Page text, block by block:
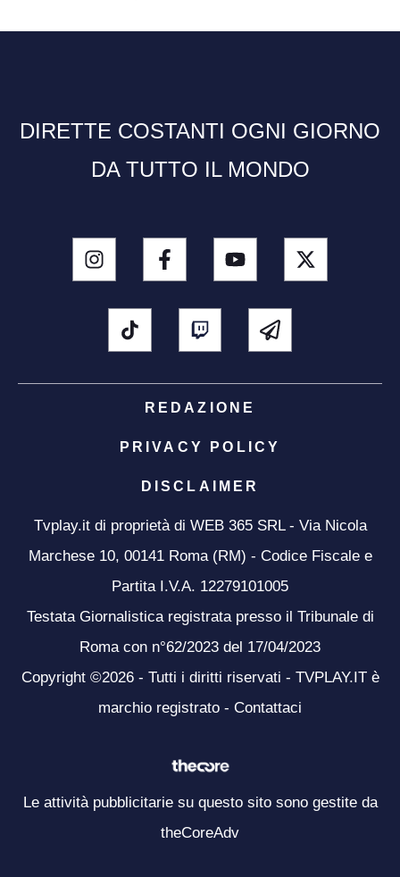
DIRETTE COSTANTI OGNI GIORNO
DA TUTTO IL MONDO
REDAZIONE
PRIVACY POLICY
DISCLAIMER
Tvplay.it di proprietà di WEB 365 SRL - Via Nicola
Marchese 10, 00141 Roma (RM) - Codice Fiscale e
Partita I.V.A. 12279101005
Testata Giornalistica registrata presso il Tribunale di
Roma con n°62/2023 del 17/04/2023
Copyright ©2026 - Tutti i diritti riservati - TVPLAY.IT è
marchio registrato - Contattaci
Le attività pubblicitarie su questo sito sono gestite da
theCoreAdv